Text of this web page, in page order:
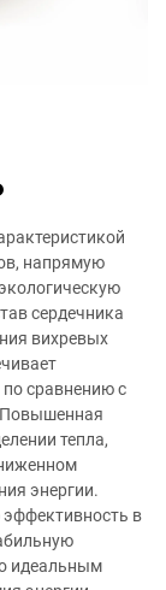
напрямую
сердечника
вихревых
сравнению с
тепла,
энергии.
в
идеальным